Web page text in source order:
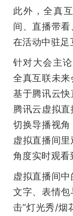
此外，全真
间、直播带
在活动中驻足
针对大会主
全真互联未来
基于腾讯云快
腾讯云虚拟
切换导播视
虚拟直播间
角度实时观看
虚拟直播间
文字、表情
击“灯光秀/烟